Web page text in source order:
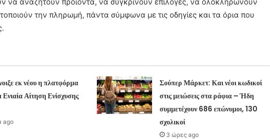
την πληρωμή, πάντα σύμφωνα με τις οδηγίες και τα όρια που
εκ νέου η πλατφόρμα
Ενιαία Αίτηση Ενίσχυσης
ago
Σούπερ Μάρκετ: Και νέοι κωδικοί
στις μειώσεις στα ράφια – Ήδη
συμμετέχουν 686 επώνυμοι, 130
σχολικοί
3 ώρες ago